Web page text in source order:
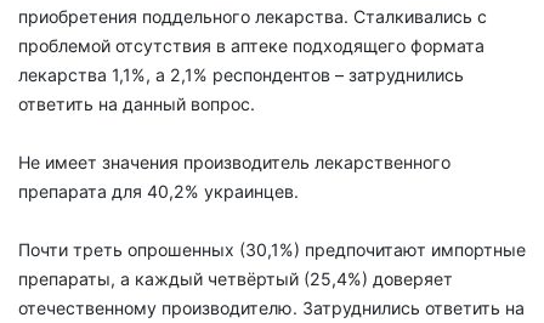
приобретения поддельного лекарства. Сталкивались с
проблемой отсутствия в аптеке подходящего формата
лекарства 1,1%, а 2,1% респондентов – затруднились
ответить на данный вопрос.
Не имеет значения производитель лекарственного
препарата для 40,2% украинцев.
Почти треть опрошенных (30,1%) предпочитают импортные
препараты, а каждый четвёртый (25,4%) доверяет
отечественному производителю. Затруднились ответить на